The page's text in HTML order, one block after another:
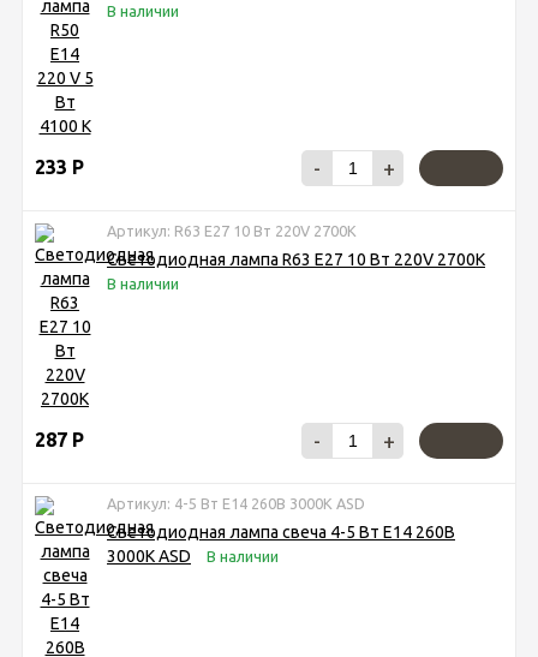
В наличии
233 Р - +
Артикул: R63 E27 10 Вт 220V 2700K
Светодиодная лампа R63 E27 10 Вт 220V 2700K
В наличии
287 Р - +
Артикул: 4-5 Вт Е14 260В 3000К ASD
Светодиодная лампа свеча 4-5 Вт Е14 260В
3000К ASD
В наличии